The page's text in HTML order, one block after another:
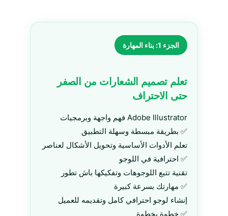
الجزء 1: بناء المهارة
تعلم تصميم الشعارات من الصفر
حتى الاحتراف
فهم واجهة وبرمجيات Adobe Illustrator
بطريقة مبسطة وسهلة التطبيق ✅
تعلم الأدوات الأساسية وتحويل الأشكال لعناصر
احترافية في اللوجو ✅
تقنية تتبع اللوجوهات وتفكيكها باش تطور
مهارتك بسرعة كبيرة ✅
إنشاء لوجو احترافي كامل وتقديمه للعميل
خطوة بخطوة ✅